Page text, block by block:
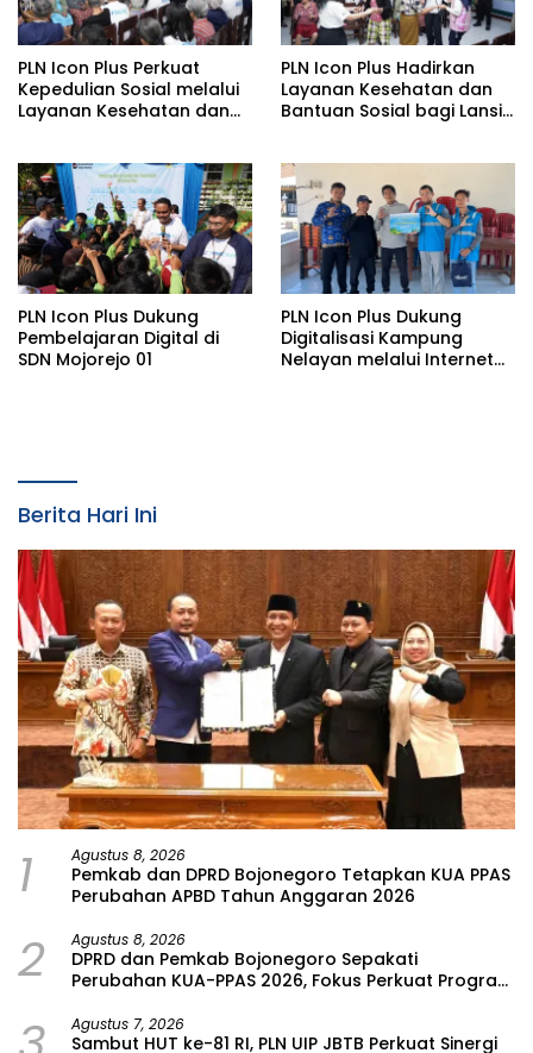
PLN Icon Plus Perkuat
Kepedulian Sosial melalui
Layanan Kesehatan dan
PLN Icon Plus Hadirkan
Layanan Kesehatan dan
Bantuan Sosial bagi Lansia
PLN Icon Plus Dukung
Pembelajaran Digital di
SDN Mojorejo 01
PLN Icon Plus Dukung
Digitalisasi Kampung
Nelayan melalui Internet
Berita Hari Ini
1 Agustus 8, 2026
Pemkab dan DPRD Bojonegoro Tetapkan KUA PPAS
Perubahan APBD Tahun Anggaran 2026
2 Agustus 8, 2026
DPRD dan Pemkab Bojonegoro Sepakati
Perubahan KUA-PPAS 2026, Fokus Perkuat Program
Agustus 7, 2026
Sambut HUT ke-81 RI, PLN UIP JBTB Perkuat Sinergi